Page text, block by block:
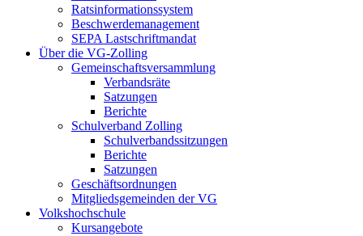
Ratsinformationssystem
Beschwerdemanagement
SEPA Lastschriftmandat
Über die VG-Zolling
Gemeinschaftsversammlung
Verbandsräte
Satzungen
Berichte
Schulverband Zolling
Schulverbandssitzungen
Berichte
Satzungen
Geschäftsordnungen
Mitgliedsgemeinden der VG
Volkshochschule
Kursangebote